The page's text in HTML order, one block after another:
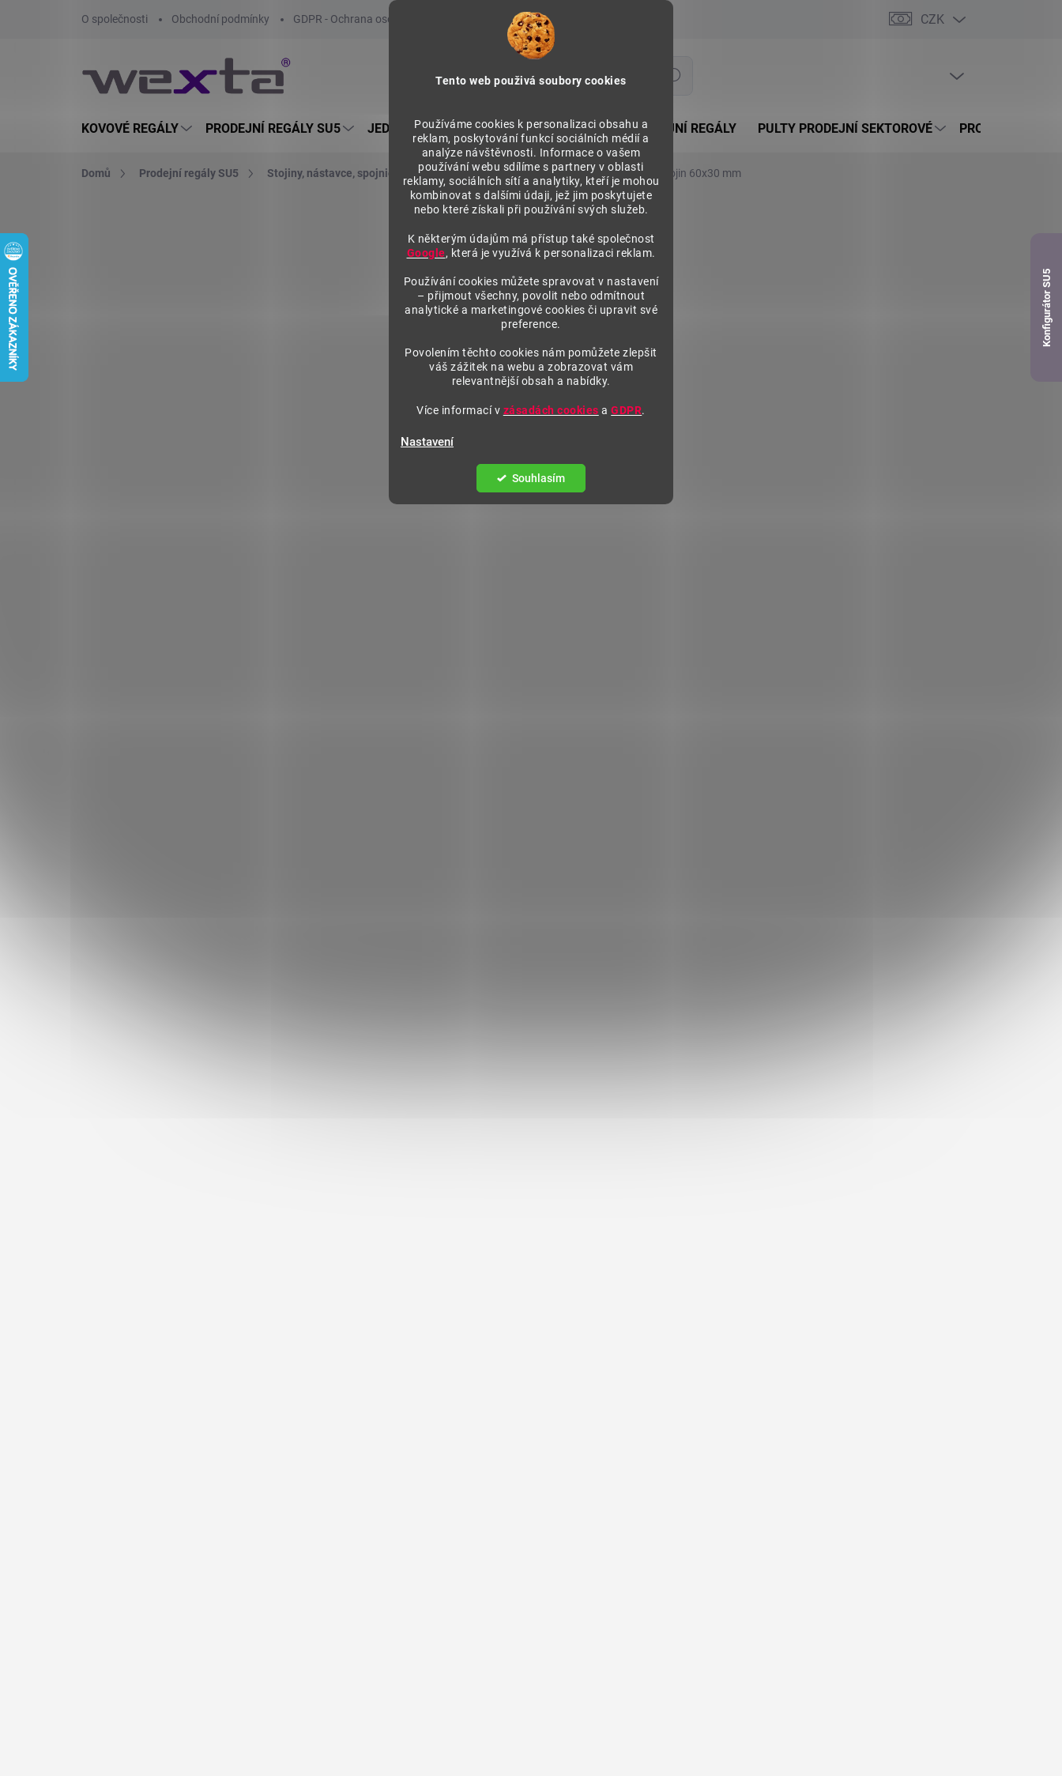
Tento web použivá soubory cookies
Používáme cookies k personalizaci obsahu a
reklam, poskytování funkcí sociálních médií a
analýze návštěvnosti. Informace o vašem
používání webu sdílíme s partnery v oblasti
reklamy, sociálních sítí a analytiky, kteří je mohou
kombinovat s dalšími údaji, jež jim poskytujete
nebo které získali při používání svých služeb.
K některým údajům má přístup také společnost
Google, která je využívá k personalizaci reklam.
Používání cookies můžete spravovat v nastavení
– přijmout všechny, povolit nebo odmítnout
analytické a marketingové cookies či upravit své
preference.
Povolením těchto cookies nám pomůžete zlepšit
váš zážitek na webu a zobrazovat vám
relevantnější obsah a nabídky.
Více informací v zásadách cookies aGDPR.
Nastavení
Souhlasím
O společnosti Obchodní podmínky GDPR - Ochrana osobních údajů Prohlášení o používání COOKIES CZK
Hledat
KOVOVÉ REGÁLY PRODEJNÍ REGÁLY SU5 JEDNOSTRANNÉ REGÁLY OBOUSTRANNÉ PRODEJNÍ REGÁLY PULTY PRODEJNÍ SEKTOROVÉ PROSKLENÉ
Domů Prodejní regály SU5 Stojiny, nástavce, spojnice a příslušenství Nástavce stojin Nástavce stojin 60x30 mm
Konfigurátor SU5